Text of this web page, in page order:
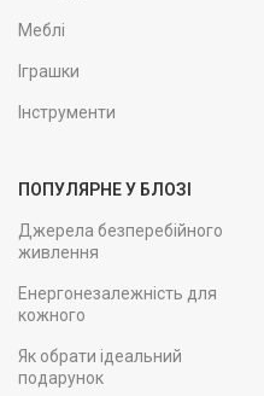
Меблі
Іграшки
Інструменти
ПОПУЛЯРНЕ У БЛОЗІ
Джерела безперебійного
живлення
Енергонезалежність для
кожного
Як обрати ідеальний
подарунок